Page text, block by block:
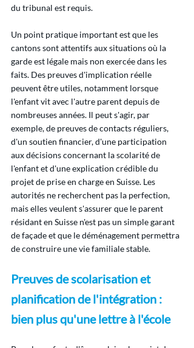
du tribunal est requis.
Un point pratique important est que les
cantons sont attentifs aux situations où la
garde est légale mais non exercée dans les
faits. Des preuves d'implication réelle
peuvent être utiles, notamment lorsque
l'enfant vit avec l'autre parent depuis de
nombreuses années. Il peut s'agir, par
exemple, de preuves de contacts réguliers,
d'un soutien financier, d'une participation
aux décisions concernant la scolarité de
l'enfant et d'une explication crédible du
projet de prise en charge en Suisse. Les
autorités ne recherchent pas la perfection,
mais elles veulent s'assurer que le parent
résidant en Suisse n'est pas un simple garant
de façade et que le déménagement permettra
de construire une vie familiale stable.
Preuves de scolarisation et
planification de l'intégration :
bien plus qu'une lettre à l'école